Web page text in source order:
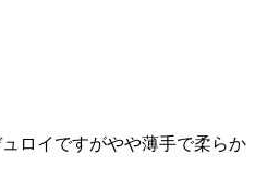
ロイですがやや薄手で柔らか